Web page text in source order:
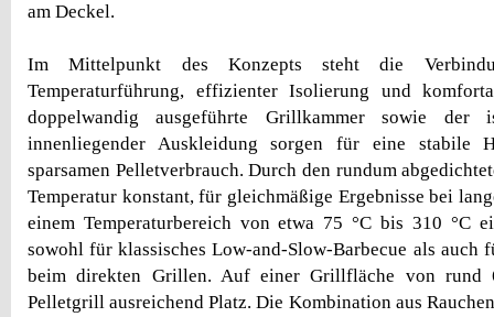
am Deckel.
Im Mittelpunkt des Konzepts steht die
Temperaturführung, effizienter Isolierung und
doppelwandig ausgeführte Grillkammer sowie der
innenliegender Auskleidung sorgen für eine stabile
sparsamen Pelletverbrauch. Durch den rundum
Temperatur konstant, für gleichmäßige Ergebnisse bei
einem Temperaturbereich von etwa 75 °C bis 310 °C
sowohl für klassisches Low-and-Slow-Barbecue als auch
beim direkten Grillen. Auf einer Grillfläche von rund
Pelletgrill ausreichend Platz. Die Kombination aus